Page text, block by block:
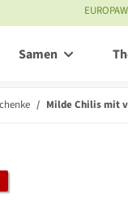
Samen
Milde Chilis mit